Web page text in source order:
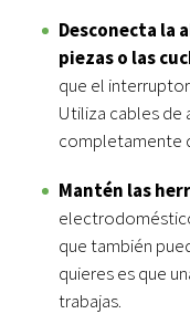
Desconecta la
piezas o las
que el
Utiliza cables
completamente
Mantén las
que también
quieres es que
trabajas.